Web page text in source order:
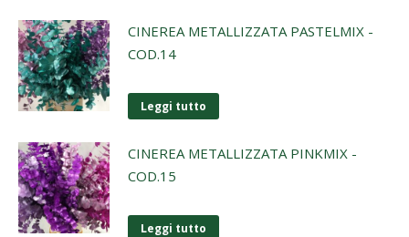
CINEREA METALLIZZATA PASTELMIX -
COD.14
Leggi tutto
CINEREA METALLIZZATA PINKMIX -
COD.15
Leggi tutto